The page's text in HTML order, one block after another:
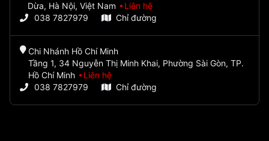
Dừa, Hà Nội, Việt Nam
Liên hệ
038 7827979
Chỉ đường
Chi Nhánh Hồ Chí Minh
Tầng 1, 34 Nguyễn Thị Minh Khai, Phường Sài Gòn, TP.
Hồ Chí Minh
Liên hệ
038 7827979
Chỉ đường